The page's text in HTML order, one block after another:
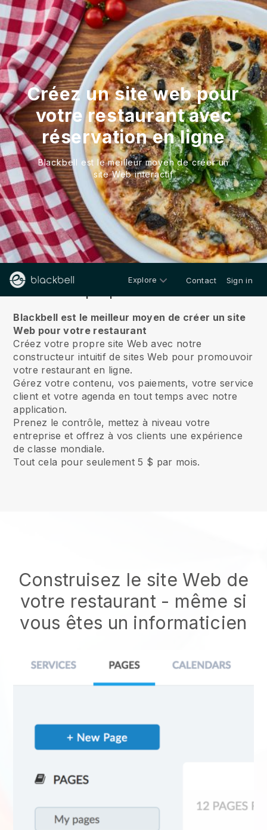
Créez un site web pour
votre restaurant avec
réservation en ligne
Blackbell est le meilleur moyen de créer un
site Web interactif
Explore Contact Sign in
Blackbell est le meilleur moyen de créer un site
Web pour votre restaurant
Créez votre propre site Web avec notre
constructeur intuitif de sites Web pour promouvoir
votre restaurant en ligne.
Gérez votre contenu, vos paiements, votre service
client et votre agenda en tout temps avec notre
application.
Prenez le contrôle, mettez à niveau votre
entreprise et offrez à vos clients une expérience
de classe mondiale.
Tout cela pour seulement 5 $ par mois.
Construisez le site Web de
votre restaurant - même si
vous êtes un informaticien